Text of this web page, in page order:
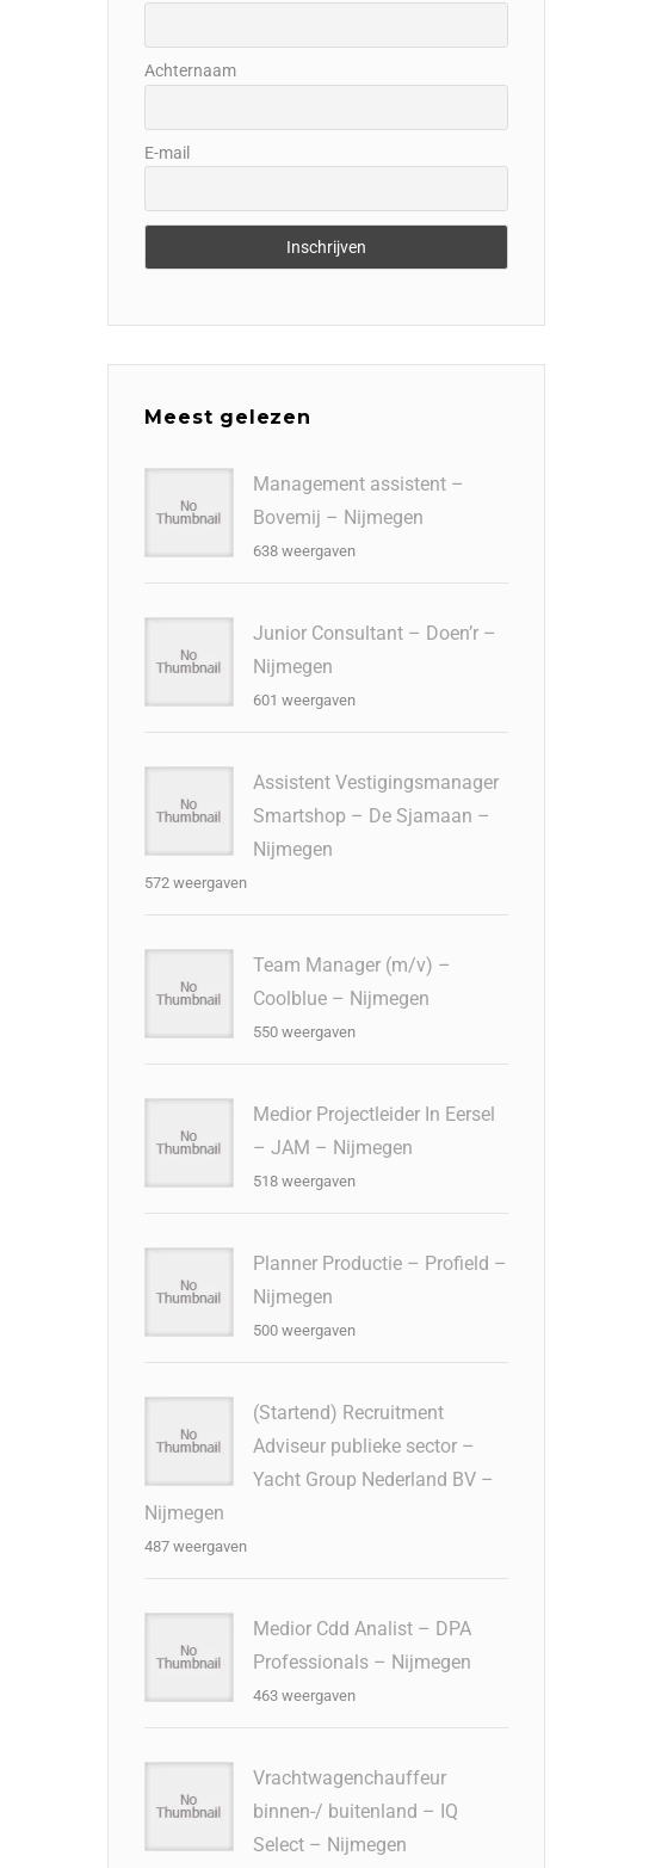
Achternaam
E-mail
Meest gelezen
Management assistent –
Bovemij – Nijmegen
638 weergaven
Junior Consultant – Doen’r –
Nijmegen
601 weergaven
Assistent Vestigingsmanager
Smartshop – De Sjamaan –
Nijmegen
572 weergaven
Team Manager (m/v) –
Coolblue – Nijmegen
550 weergaven
Medior Projectleider In Eersel
– JAM – Nijmegen
518 weergaven
Planner Productie – Profield –
Nijmegen
500 weergaven
(Startend) Recruitment
Adviseur publieke sector –
Yacht Group Nederland BV –
Nijmegen
487 weergaven
Medior Cdd Analist – DPA
Professionals – Nijmegen
463 weergaven
Vrachtwagenchauffeur
binnen-/ buitenland – IQ
Select – Nijmegen